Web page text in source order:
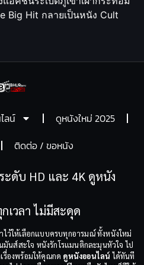
Big Hit กลายเป็นหนัง Cult
ลน์
ดูหนังใหม่ 2025
ติดต่อ / ขอหนัง
ดับ HD และ 4K ดูหนัง
เวลา ไม่มีสะดุด
ว้ให้เลือกแบบครบทุกอารมณ์ ทั้งหนังใหม่
นส์สะใจ หนังรักโรแมนติกละมุนหัวใจ ไป
องพร้อมให้คุณกด ดูหนังออนไลน์ ได้ทันที